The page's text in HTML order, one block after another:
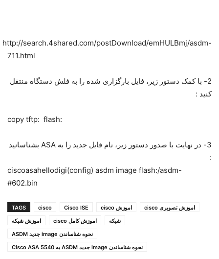
http://search.4shared.com/postDownload/emHULBmj/asdm-
711.html
2- با کمک دستور زیر، فایل بارگزاری شده را به فلش دستگاه منتقل
کنید :
:copy tftp: flash
3- در نهایت با صدور دستور زیر، نام فایل جدید را به ASA بشناسانید
:
ciscoasahellodigi(config) asdm image flash:/asdm-
602.bin#
TAGS cisco Cisco ISE اموزش cisco
اموزش تصویری cisco
اموزش شبکه
اموزش کامل cisco
شبکه
نحوه شناساندن image جدید ASDM
نحوه شناساندن image جدید ASDM به Cisco ASA 5540